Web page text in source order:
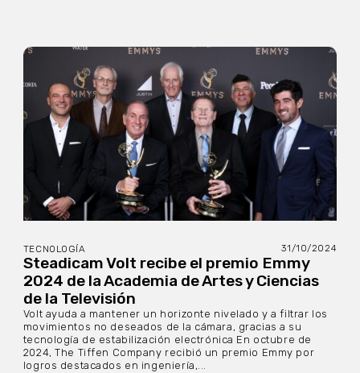
TECNOLOGÍA 31/10/2024
Steadicam Volt recibe el premio Emmy
2024 de la Academia de Artes y Ciencias
de la Televisión
Volt ayuda a mantener un horizonte nivelado y a filtrar los
movimientos no deseados de la cámara, gracias a su
tecnología de estabilización electrónica En octubre de
2024, The Tiffen Company recibió un premio Emmy por
logros destacados en ingeniería,...